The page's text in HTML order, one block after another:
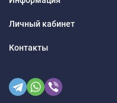
Личный кабинет
Контакты